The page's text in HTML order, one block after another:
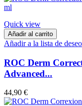
Quick view
Añadir al carrito
Añadir a la lista de
ROC Derm
Advanced...
44,90 €